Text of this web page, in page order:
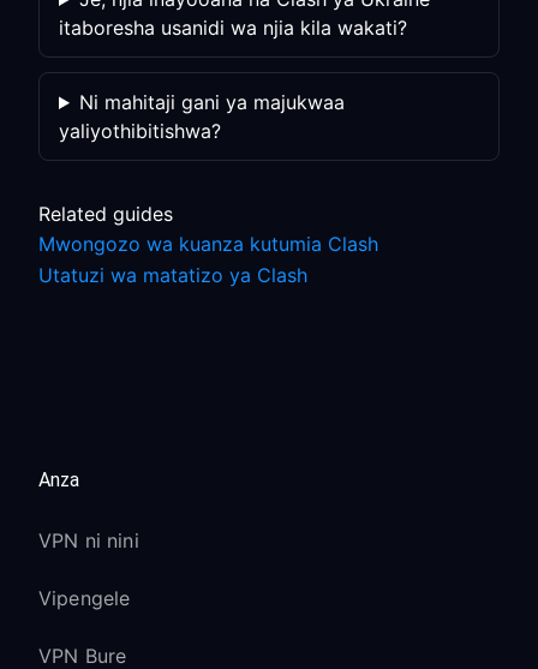
itaboresha usanidi wa njia kila wakati?
Ni mahitaji gani ya majukwaa
yaliyothibitishwa?
Related guides
Mwongozo wa kuanza kutumia Clash
Utatuzi wa matatizo ya Clash
Anza
VPN ni nini
Vipengele
VPN Bure